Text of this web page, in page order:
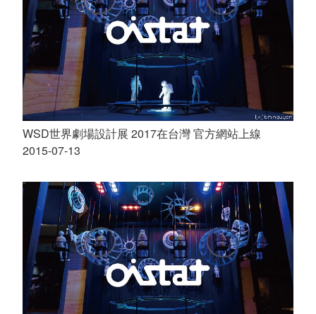
WSD世界劇場設計展 2017在台灣 官方網站上線
2015-07-13